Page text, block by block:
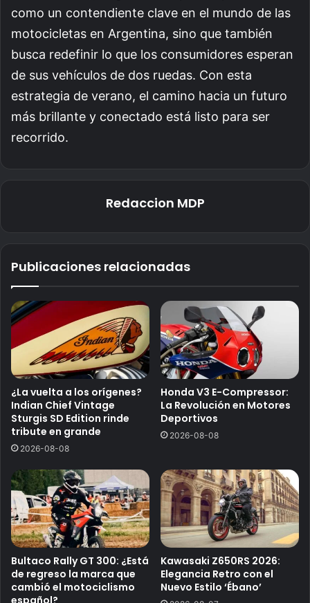
como un contendiente clave en el mundo de las
motocicletas en Argentina, sino que también
busca redefinir lo que los consumidores esperan
de sus vehículos de dos ruedas. Con esta
estrategia de verano, el camino hacia un futuro
más brillante y conectado está listo para ser
recorrido.
Redaccion MDP
Publicaciones relacionadas
¿La vuelta a los orígenes?
Indian Chief Vintage
Sturgis SD Edition rinde
tribute en grande
2026-08-08
Honda V3 E-Compressor:
La Revolución en Motores
Deportivos
2026-08-08
Bultaco Rally GT 300: ¿Está
de regreso la marca que
cambió el motociclismo
español?
Kawasaki Z650RS 2026:
Elegancia Retro con el
Nuevo Estilo ‘Ébano’